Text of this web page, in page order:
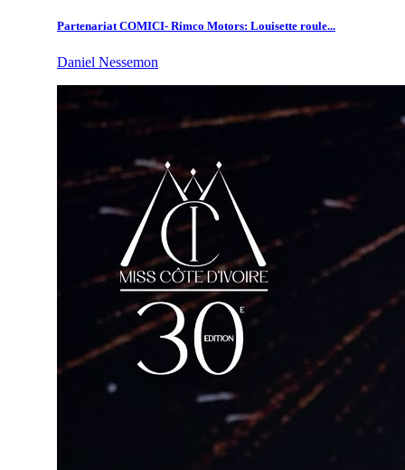
Partenariat COMICI- Rimco Motors: Louisette roule...
Daniel Nessemon